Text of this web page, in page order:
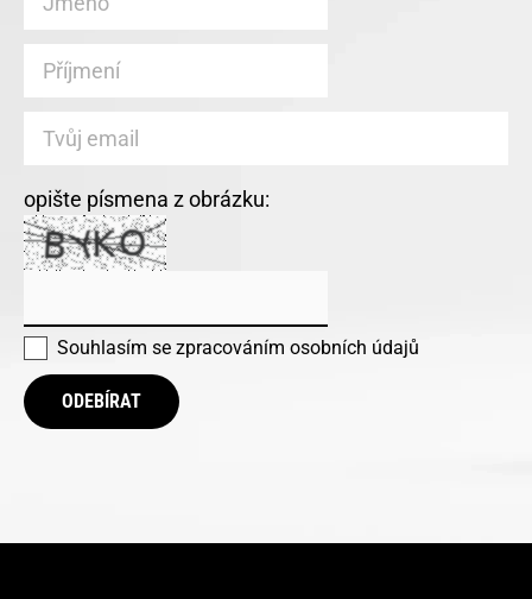
opište písmena z obrázku:
Souhlasím se zpracováním osobních údajů
ODEBÍRAT